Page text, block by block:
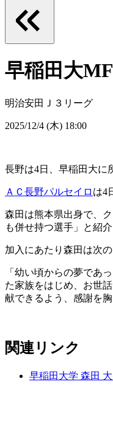
早稲田大
明治安田Ｊ３リーグ
2025/12/4 (木) 18:00
長野は4日、早稲田大に
ＡＣ長野パルセイロ は4
森田は熊本県出身で、
も併せ持つ選手」と紹介
加入にあたり森田は次
「幼い頃からの夢であ
た家族をはじめ、お世
献できるよう、感謝を胸
関連リンク
早稲田大学 森田